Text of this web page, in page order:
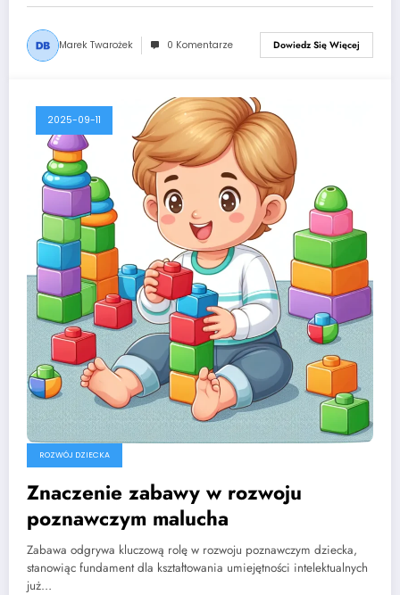
Marek Twarożek 0 Komentarze Dowiedz Się Więcej
2025-09-11
ROZWÓJ DZIECKA
Znaczenie zabawy w rozwoju
poznawczym malucha
Zabawa odgrywa kluczową rolę w rozwoju poznawczym dziecka,
stanowiąc fundament dla kształtowania umiejętności intelektualnych
już…